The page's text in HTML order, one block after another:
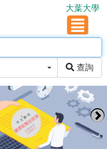
大葉大學
查詢